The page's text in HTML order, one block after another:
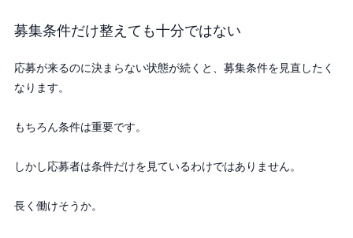
募集条件だけ整えても十分ではない
応募が来るのに決まらない状態が続くと、募集条件を見直したく
なります。
もちろん条件は重要です。
しかし応募者は条件だけを見ているわけではありません。
長く働けそうか。